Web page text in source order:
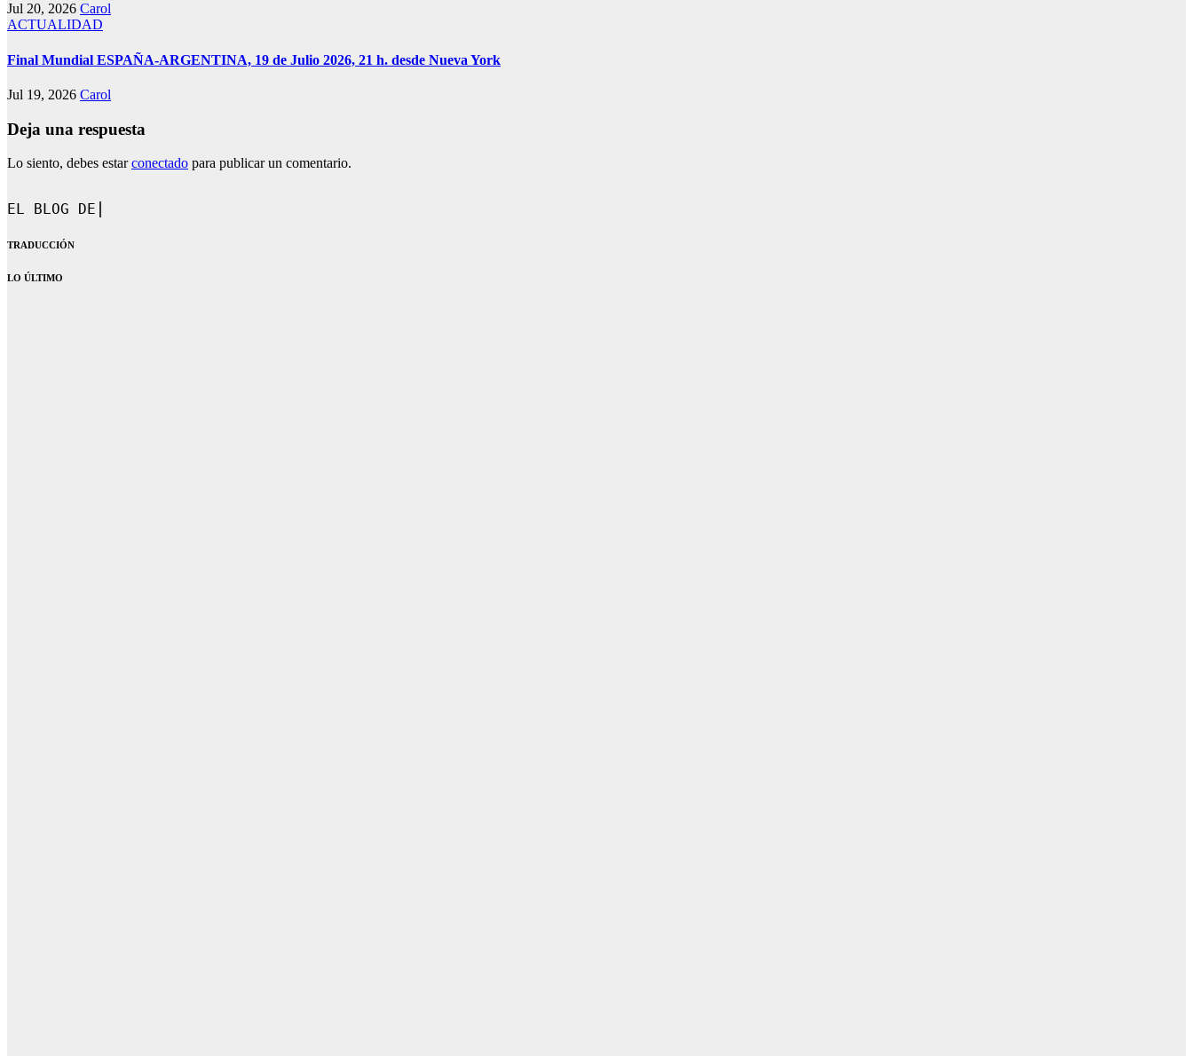
Jul 20, 2026 Carol
ACTUALIDAD
Final Mundial ESPAÑA-ARGENTINA, 19 de Julio 2026, 21 h. desde Nueva York
Jul 19, 2026 Carol
Deja una respuesta
Lo siento, debes estarconectado para publicar un comentario.
EL BLOG DE CAROL.
TRADUCCIÓN
LO ÚLTIMO